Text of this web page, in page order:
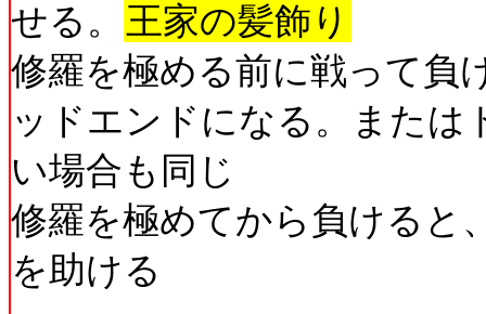
せる。
王家の髪飾り
修羅を極める前に戦って負
ッドエンドになる。また
い場合も同じ
修羅を極めてから負けると
を助ける